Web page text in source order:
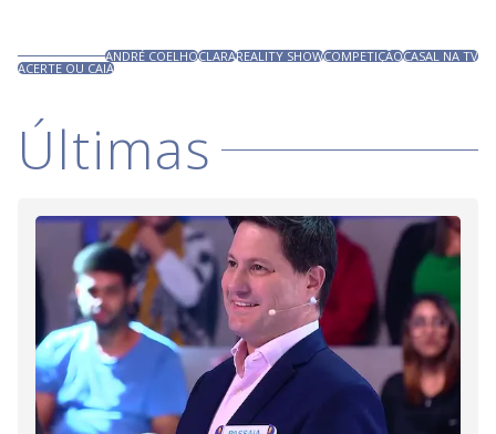
ANDRÉ COELHOCLARAREALITY SHOWCOMPETIÇÃOCASAL NA TV
ACERTE OU CAIA
Últimas